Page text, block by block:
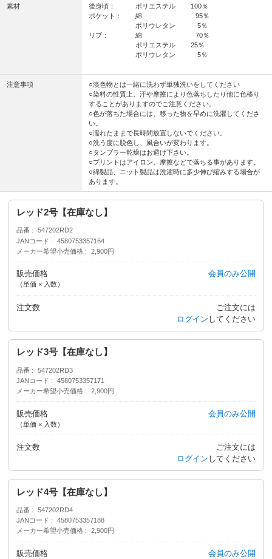
素材
後身頃： ポリエステル 100％
ポケット： 綿 95％
ポリウレタン 5％
リブ： 綿 70％
ポリエステル 25％
ポリウレタン 5％
注意事項
○淡色物とは一緒に洗わず単独洗いをしてください
○染料の性質上、汗や摩擦により色落ちしたり他に色移り
することがありますのでご注意ください。
○色が落ちた場合には、移った物を早めに洗濯してくださ
い。
○濡れたままで長時間放置しないでください。
○洗う度に脱色し、風合いが変わります。
○タンブラー乾燥はお避け下さい。
○プリントはアイロン、摩擦などで落ちる事があります。
○綿製品、ニット製品は洗濯時に多少伸び縮みする場合が
あります。
レッド2号【在庫なし】
品番
547202RD2
JANコード
4580753357164
メーカー希望小売価格
2,900円
販売価格
（単価 × 入数）
会員のみ公開
注文数
ご注文には
ログイン してください
レッド3号【在庫なし】
品番
547202RD3
JANコード
4580753357171
メーカー希望小売価格
2,900円
販売価格
（単価 × 入数）
会員のみ公開
注文数
ご注文には
ログイン してください
レッド4号【在庫なし】
品番
547202RD4
JANコード
4580753357188
メーカー希望小売価格
2,900円
販売価格 会員のみ公開